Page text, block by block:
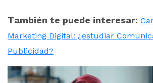
También te puede interesar:
Marketing Digital: ¿estudiar
Publicidad?